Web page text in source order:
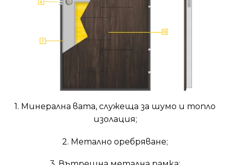
1. Минерална вата, служеща за шумо и топло
изолация;
2. Метално оребряване;